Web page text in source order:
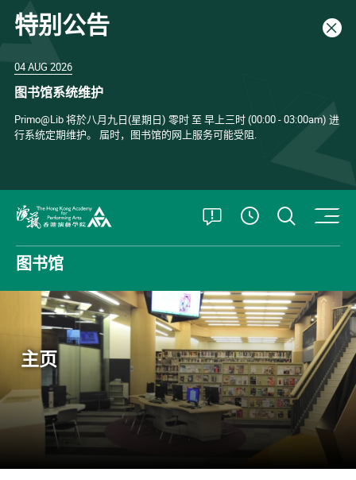
特别公告 关闭
04 AUG 2026
图书馆系统维护
Primo@Lib 将於八月九日(星期日) 零时 至 早上三时 (00:00 - 03:00am) 进
行系统定期维护。 届时，图书馆的网上服务可能受阻.
打开特别公告
查看開放時
打开
图书馆
主页